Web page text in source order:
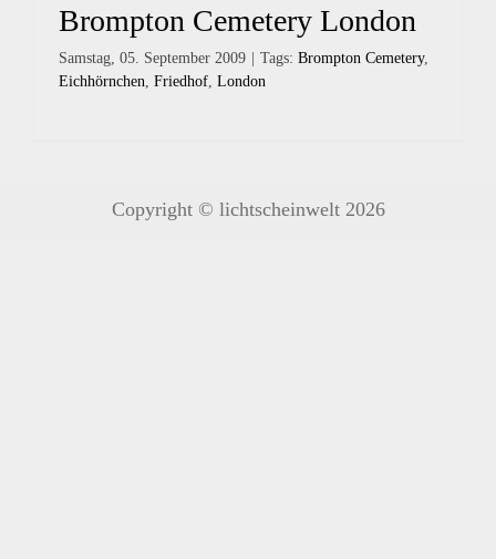
Brompton Cemetery London
Samstag, 05. September 2009 Tags: Brompton Cemetery,
Eichhörnchen, Friedhof, London
Copyright © lichtscheinwelt 2026